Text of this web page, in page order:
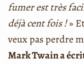
fumer est très
déjà cent fois !»
veux pas perdre
Mark Twain a